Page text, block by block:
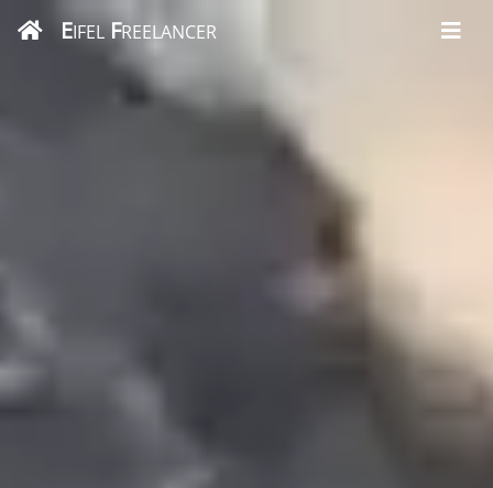
EIFELFREELANCER